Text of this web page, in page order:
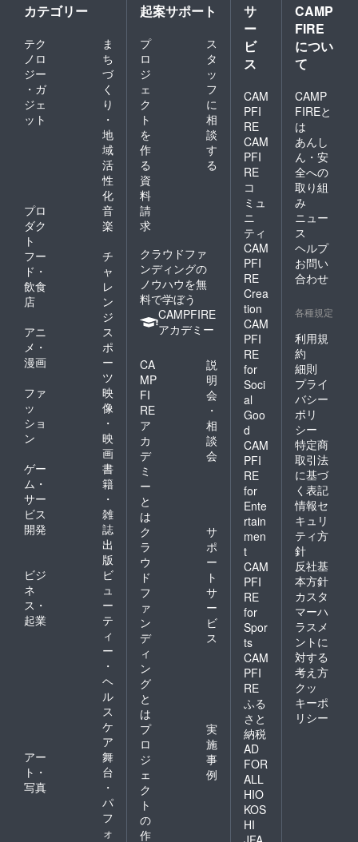
カテゴリー
テク
ノロ
ジー
・ガ
ジェ
ット
ま
ち
づ
く
り
・
地
域
活
性
化
プロ
ダク
ト
音
楽
フー
ド・
飲食
店
チ
ャ
レ
ン
ジ
アニ
メ・
漫画
ス
ポ
ー
ツ
ファ
ッ
ショ
ン
映
像
・
映
画
ゲー
ム・
サー
ビス
開発
書
籍
・
雑
誌
出
版
ビジ
ネ
ス・
起業
ビ
ュ
ー
テ
ィ
ー
・
ヘ
ル
ス
ケ
ア
アー
ト・
写真
舞
台
・
パ
フ
ォ
起案サポート
プ
ロ
ジ
ェ
ク
ト
を
作
る
ス
タ
ッ
フ
に
相
談
す
る
資
料
請
求
クラウドファ
ンディングの
ノウハウを無
料で学ぼう
CAMPFIRE
アカデミー
CA
MP
FI
RE
ア
カ
デ
ミ
ー
と
は
説
明
会
・
相
談
会
ク
ラ
ウ
ド
フ
ァ
ン
デ
ィ
ン
グ
と
は
サ
ポ
ー
ト
サ
ー
ビ
ス
プ
ロ
ジ
ェ
ク
ト
の
作
実
施
事
例
サ
ー
ビ
ス
CAM
PFI
RE
CAM
PFI
RE
コ
ミュ
ニ
ティ
CAM
PFI
RE
Crea
tion
CAM
PFI
RE
for
Soci
al
Goo
d
CAM
PFI
RE
for
Ente
rtain
men
t
CAM
PFI
RE
for
Spor
ts
CAM
PFI
RE
ふる
さと
納税
AD
FOR
ALL
HIO
KOS
HI
CAMP
FIRE
につい
て
CAMP
FIREと
は
あんし
ん・安
全への
取り組
み
ニュー
ス
ヘルプ
お問い
合わせ
各種規定
利用規
約
細則
プライ
バシー
ポリ
シー
特定商
取引法
に基づ
く表記
情報セ
キュリ
ティ方
針
反社基
本方針
カスタ
マーハ
ラスメ
ントに
対する
考え方
クッ
キーポ
リシー